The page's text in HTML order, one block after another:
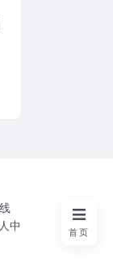
中
首页